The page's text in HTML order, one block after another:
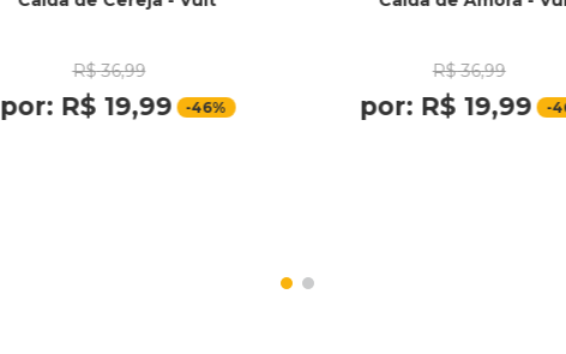
R$ 36,99
por: R$ 19,99 -46%
R$ 36,99
por: R$ 19,99 -